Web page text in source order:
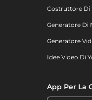
Costruttore Di
Generatore Di
Generatore
Idee Video Di
App Per La